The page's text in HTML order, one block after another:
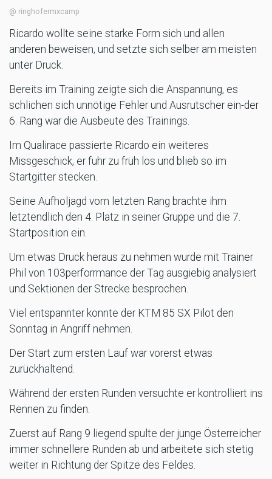
@ ringhofermxcamp
Ricardo wollte seine starke Form sich und allen
anderen beweisen, und setzte sich selber am meisten
unter Druck.
Bereits im Training zeigte sich die Anspannung, es
schlichen sich unnötige Fehler und Ausrutscher ein-der
6. Rang war die Ausbeute des Trainings.
Im Qualirace passierte Ricardo ein weiteres
Missgeschick, er fuhr zu früh los und blieb so im
Startgitter stecken.
Seine Aufholjagd vom letzten Rang brachte ihm
letztendlich den 4. Platz in seiner Gruppe und die 7.
Startposition ein.
Um etwas Druck heraus zu nehmen wurde mit Trainer
Phil von 103perforrmance der Tag ausgiebig analysiert
und Sektionen der Strecke besprochen.
Viel entspannter konnte der KTM 85 SX Pilot den
Sonntag in Angriff nehmen.
Der Start zum ersten Lauf war vorerst etwas
zurückhaltend.
Während der ersten Runden versuchte er kontrolliert ins
Rennen zu finden.
Zuerst auf Rang 9 liegend spulte der junge Österreicher
immer schnellere Runden ab und arbeitete sich stetig
weiter in Richtung der Spitze des Feldes.